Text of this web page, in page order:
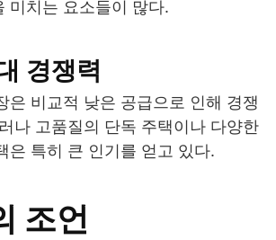
미치는 요소들이 많다.
경쟁력
은 비교적 낮은 공급으로 인해 경쟁
나 고품질의 단독 주택이나 다양한
은 특히 큰 인기를 얻고 있다.
조언